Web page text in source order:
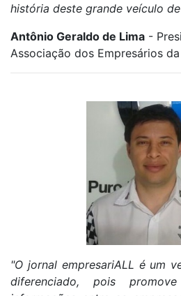
história deste grande veículo
Antônio Geraldo de Lima -
Associação dos Empresários
"O jornal empresariALL é um
diferenciado, pois